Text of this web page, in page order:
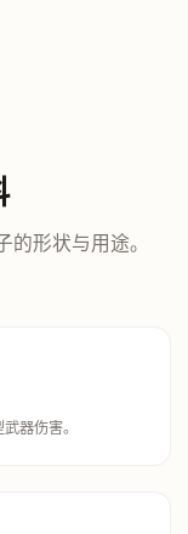
形状与用途。
器伤害。